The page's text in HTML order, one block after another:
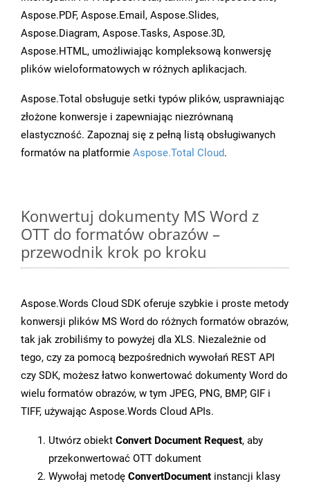
Aspose.PDF, Aspose.Email, Aspose.Slides,
Aspose.Diagram, Aspose.Tasks, Aspose.3D,
Aspose.HTML, umożliwiając kompleksową konwersję
plików wieloformatowych w różnych aplikacjach.
Aspose.Total obsługuje setki typów plików, usprawniając
złożone konwersje i zapewniając niezrównaną
elastyczność. Zapoznaj się z pełną listą obsługiwanych
formatów na platformie Aspose.Total Cloud.
Konwertuj dokumenty MS Word z
OTT do formatów obrazów –
przewodnik krok po kroku
Aspose.Words Cloud SDK oferuje szybkie i proste metody
konwersji plików MS Word do różnych formatów obrazów,
tak jak zrobiliśmy to powyżej dla XLS. Niezależnie od
tego, czy za pomocą bezpośrednich wywołań REST API
czy SDK, możesz łatwo konwertować dokumenty Word do
wielu formatów obrazów, w tym JPEG, PNG, BMP, GIF i
TIFF, używając Aspose.Words Cloud APIs.
Utwórz obiekt Convert Document Request, aby
przekonwertować OTT dokument
Wywołaj metodę ConvertDocument instancji klasy